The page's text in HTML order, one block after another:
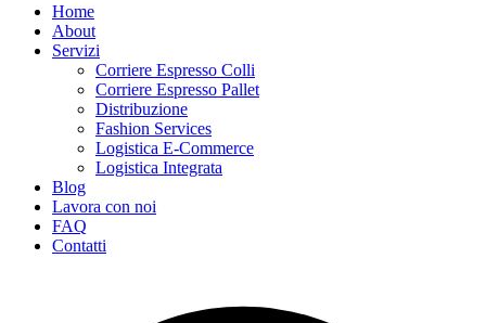
Home
About
Servizi
Corriere Espresso Colli
Corriere Espresso Pallet
Distribuzione
Fashion Services
Logistica E-Commerce
Logistica Integrata
Blog
Lavora con noi
FAQ
Contatti